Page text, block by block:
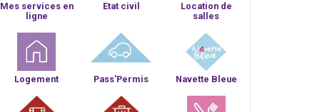
Mes services en
ligne
Etat civil
Location de
salles
Logement Pass'Permis Navette Bleue